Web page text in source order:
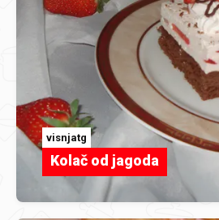
visnjatg
Kolač od jagoda